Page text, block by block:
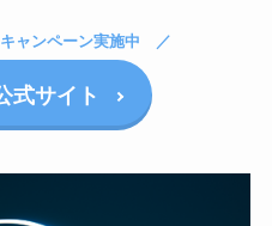
ャンペーン実施中
式サイト